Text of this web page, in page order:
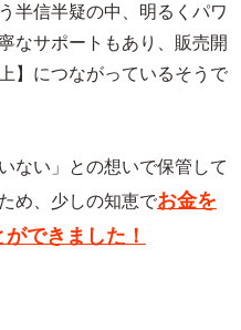
半信半疑の中、明るくパワ
なサポートもあり、販売開
】につながっているそうで
ない」との想いで保管して
め、少しの知恵でお金を
できました！